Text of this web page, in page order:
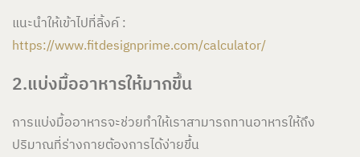
แนะนำให้เข้าไปที่ลิ้งค์ :
https://www.fitdesignprime.com/calculator/
2.แบ่งมื้ออาหารให้มากขึ้น
การแบ่งมื้ออาหารจะช่วยทำให้เราสามารถทานอาหารให้ถึง
ปริมาณที่ร่างกายต้องการได้ง่ายขึ้น